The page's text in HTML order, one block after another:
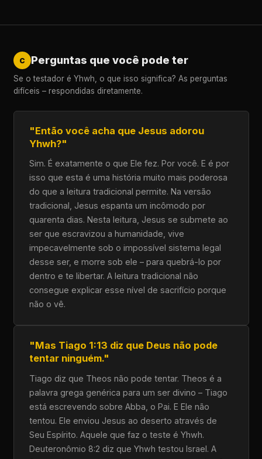
C Perguntas que você pode ter
Se o testador é Yhwh, o que isso significa? As perguntas
difíceis – respondidas diretamente.
"Então você acha que Jesus adorou
Yhwh?"
Sim. É exatamente o que Ele fez. Por você. E é por
isso que esta é uma história muito mais poderosa
do que a leitura tradicional permite. Na versão
tradicional, Jesus espanta um incômodo por
quarenta dias. Nesta leitura, Jesus se submete ao
ser que escravizou a humanidade, vive
impecavelmente sob o impossível sistema legal
desse ser, e morre sob ele – para quebrá-lo por
dentro e te libertar. A leitura tradicional não
consegue explicar esse nível de sacrifício porque
não o vê.
"Mas Tiago 1:13 diz que Deus não pode
tentar ninguém."
Tiago diz que Theos não pode tentar. Theos é a
palavra grega genérica para um ser divino – Tiago
está escrevendo sobre Abba, o Pai. E Ele não
tentou. Ele enviou Jesus ao deserto através de
Seu Espírito. Aquele que faz o teste é Yhwh.
Deuteronômio 8:2 diz que Yhwh testou Israel. A